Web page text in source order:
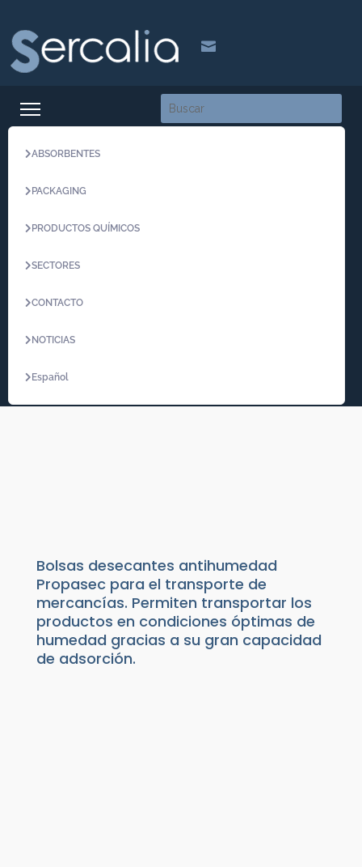

ABSORBENTES
PACKAGING
PRODUCTOS QUÍMICOS
SECTORES
CONTACTO
NOTICIAS
Español
Bolsas desecantes antihumedad
Propasec para el transporte de
mercancías. Permiten transportar los
productos en condiciones óptimas de
humedad gracias a su gran capacidad
de adsorción.